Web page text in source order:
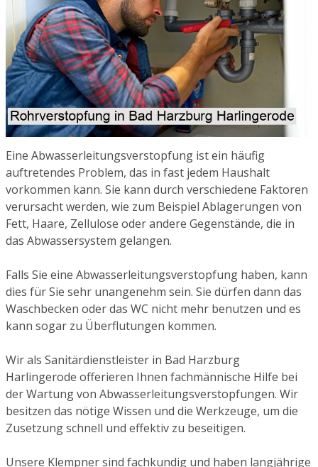
Eine Abwasserleitungsverstopfung ist ein häufig
auftretendes Problem, das in fast jedem Haushalt
vorkommen kann. Sie kann durch verschiedene Faktoren
verursacht werden, wie zum Beispiel Ablagerungen von
Fett, Haare, Zellulose oder andere Gegenstände, die in
das Abwassersystem gelangen.
Falls Sie eine Abwasserleitungsverstopfung haben, kann
dies für Sie sehr unangenehm sein. Sie dürfen dann das
Waschbecken oder das WC nicht mehr benutzen und es
kann sogar zu Überflutungen kommen.
Wir als Sanitärdienstleister in Bad Harzburg
Harlingerode offerieren Ihnen fachmännische Hilfe bei
der Wartung von Abwasserleitungsverstopfungen. Wir
besitzen das nötige Wissen und die Werkzeuge, um die
Zusetzung schnell und effektiv zu beseitigen.
Unsere Klempner sind fachkundig und haben langjährige